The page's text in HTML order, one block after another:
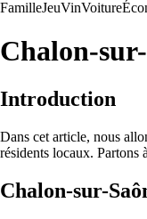
FamilleJeuVinVoiture
Chalon-
Introduction
Dans cet article, nous
résidents locaux. Partons
Chalon-sur-